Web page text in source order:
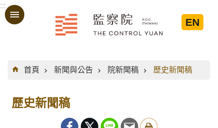
跳到主要內容區塊
:::
EN
:::
首頁
新聞與公告 院新聞稿 歷史新聞稿
歷史新聞稿